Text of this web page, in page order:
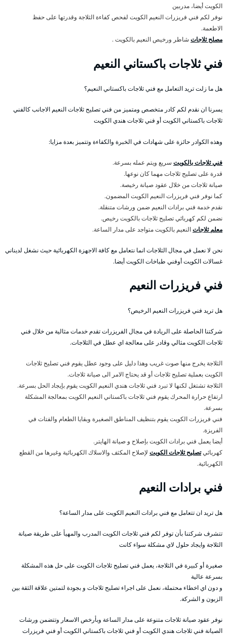
الكويت أيضا، مدربين
نوفر لكم فني فريزرات النعيم الكويت لفحص كفاءة الثلاجة وقدرتها على حفظ
الاطعمة.
مصلح ثلاجات شاطر ورخيص النعيم بالكويت .
فني ثلاجات باكستاني النعيم
هل ما زلت تريد التعامل مع فني ثلاجات باكستاني النعيم؟
يسرنا ان نقدم لكم كادر متخصص ومتميز من فني تصليح ثلاجات النعيم الاجانب كالفني
ثلاجات باكستاني الكويت أو فني ثلاجات هندي الكويت
وهذه الكوادر حائزة على شهادات في الخبرة والكفاءة وتتميز بعدة مزايا:
فني ثلاجات بالكويت سريع ويتم عمله بسرعة.
قدرة على تصليح ثلاجات مهما كان نوعها.
صيانة ثلاجات من خلال عقود صيانة رخيصة.
كما نوفر فني فريزرات النعيم الكويت المضمون.
نقدم خدمة فني برادات النعيم ضمن ورشات متنقلة.
نضمن لكم كهربائي تصليح ثلاجات بالكويت رخيص.
معلم ثلاجاتالنعيم بالكويت متواجد على مدار الساعة.
نحن لا نعمل في مجال الثلاجات انما نتعامل مع كافة الاجهزة الكهربائية حيث نشغل لديناني
غسالات الكويت أوفني طباخات الكويت أيضا.
فني فريزرات النعيم
هل تريد فني فريزرات النعيم الرخيص؟
شركتنا الحاصلة على الريادة في مجال الفريزرات تقدم خدمات مثالية من خلال فني
ثلاجات الكويت مثالي وقادر على معالجة اي عطل في الثلاجات.
الثلاجة يخرج منها صوت غريب وهذا دليل على وجود عطل يقوم فني تصليح ثلاجات
الكويت بعملية تصليح ثلاجات أو قد يحتاج الامر الى صيانة ثلاجات.
الثلاجة تشتغل لكنها لا تبرد فني ثلاجات هندي النعيم الكويت يقوم بإيجاد الحل بسرعة.
ارتفاع حرارة المحرك يقوم فني ثلاجات باكستاني النعيم الكويت بمعالجة المشكلة
بسرعة.
فني فريزرات الكويت يقوم بتنظيف المناطق الصغيرة وبقايا الطعام والفتات في
الفريزة.
أيضا يعمل فني برادات الكويت بإصلاح و صيانة الهايتر.
كهربائيتصليح ثلاجات الكويت لإصلاح المكثف والاسلاك الكهربائية وغيرها من القطع
الكهربائية.
فني برادات النعيم
هل تريد ان تتعامل مع فني برادات النعيم الكويت على مدار الساعة؟
تتشرف شركتنا بأن توفر لكم فني ثلاجات الكويت المدرب والمهيأ على طريقة صيانة
الثلاجة وايجاد حلول لاي مشكلة سواء كانت
صغيرة أو كبيرة في الثلاجة، يعمل فني تصليح ثلاجات الكويت على حل هذه المشكلة
بسرعة عالية
و دون اي اخطاء محتملة، نعمل على اجراء تصليح ثلاجات و بجودة لتمتين علاقة الثقة بين
الزبون و الشركة.
نوفر عقود صيانة ثلاجات متنوعة على مدار الساعة وبأرخص الاسعار وتتضمن ورشات
الصيانة فني ثلاجات هندي الكويت أو فني ثلاجات باكستاني الكويت أو فني فريزرات